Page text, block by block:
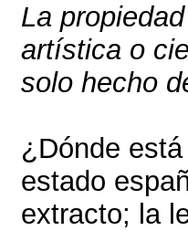
La
artística o
solo hecho
¿Dónde
estado
extracto; la